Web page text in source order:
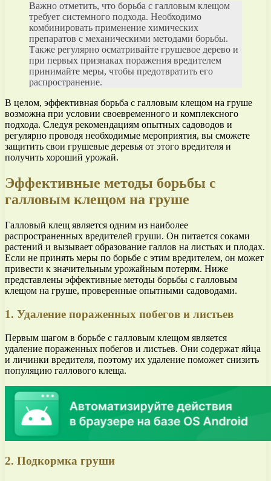
Важно отметить, что борьба с галловым клещом
требует системного подхода. Необходимо
комбинировать применение химических
препаратов с механическими методами борьбы.
Также регулярно осматривайте грушевое дерево и
при первых признаках поражения вредителем
принимайте меры, чтобы предотвратить его
распространение.
В целом, эффективная борьба с галловым клещом на груше
возможна при условии своевременного и комплексного
подхода. Следуя рекомендациям опытных садоводов и
регулярно проводя необходимые мероприятия, вы сможете
защитить свои грушевые деревья от этого вредителя и
получить хороший урожай.
Эффективные методы борьбы с
галловым клещом на груше
Галловый клещ является одним из наиболее
распространенных вредителей груши. Он питается соками
растений и вызывает образование галлов на листьях и плодах.
Если не принять меры по борьбе с этим вредителем, он может
привести к значительным урожайным потерям. Ниже
представлены эффективные методы борьбы с галловым
клещом на груше, проверенные опытными садоводами.
1. Удаление пораженных побегов и листьев
Первым шагом в борьбе с галловым клещом является
удаление пораженных побегов и листьев. Они содержат яйца
и личинки вредителя, поэтому их удаление поможет снизить
популяцию галлового клеща.
2. Подкормка груши